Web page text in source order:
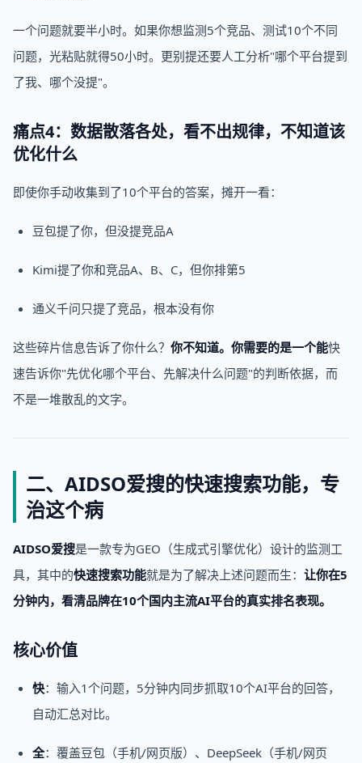
一个问题就要半小时。如果你想监测5个竞品、测试10个不同
问题，光粘贴就得50小时。更别提还要人工分析"哪个平台提到
了我、哪个没提"。
痛点4：数据散落各处，看不出规律，不知道该
优化什么
即使你手动收集到了10个平台的答案，摊开一看：
豆包提了你，但没提竞品A
Kimi提了你和竞品A、B、C，但你排第5
通义千问只提了竞品，根本没有你
这些碎片信息告诉了你什么？ 你不知道。你需要的是一个能快
速告诉你"先优化哪个平台、先解决什么问题"的判断依据，而
不是一堆散乱的文字。
二、AIDSO爱搜的快速搜索功能，专
治这个病
AIDSO爱搜是一款专为GEO（生成式引擎优化）设计的监测工
具，其中的快速搜索功能就是为了解决上述问题而生： 让你在5
分钟内，看清品牌在10个国内主流AI平台的真实排名表现。
核心价值
快：输入1个问题，5分钟内同步抓取10个AI平台的回答，
自动汇总对比。
全：覆盖豆包（手机/网页版）、DeepSeek（手机/网页